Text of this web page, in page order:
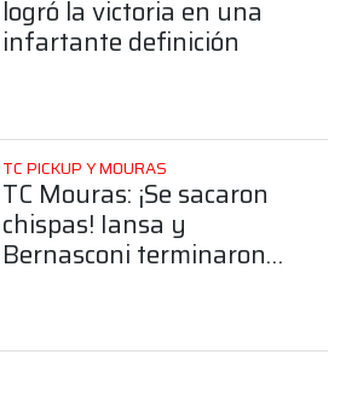
logró la victoria en una
infartante definición
TC PICKUP Y MOURAS
TC Mouras: ¡Se sacaron
chispas! Iansa y
Bernasconi terminaron
puesto